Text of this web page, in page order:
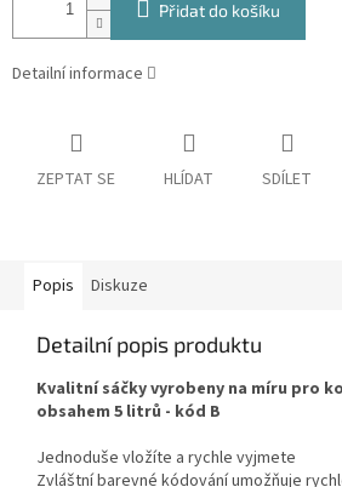
Přidat do košíku
Detailní informace
ZEPTAT SE HLÍDAT SDÍLET
Popis Diskuze
Detailní popis produktu
Kvalitní sáčky vyrobeny na míru pro
obsahem 5 litrů - kód B
Jednoduše vložíte a rychle vyjmete
Zvláštní barevné kódování umožňuje